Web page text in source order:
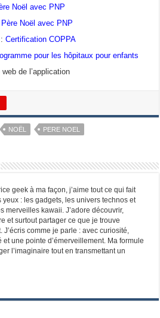
Noël avec PNP
Noël avec PNP
:Certification COPPA
pour les hôpitaux pour enfants
de l’application
NOËL PERE NOEL
geek à ma façon, j’aime tout ce qui fait
yeux : les gadgets, les univers technos et
merveilles kawaii. J’adore découvrir,
et surtout partager ce que je trouve
J’écris comme je parle : avec curiosité,
et une pointe d’émerveillement. Ma formule
l’imaginaire tout en transmettant un